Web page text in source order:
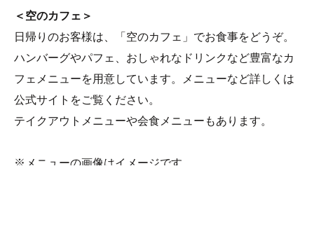
＜空のカフェ＞
日帰りのお客様は、「空のカフェ」でお食事をどうぞ。
ハンバーグやパフェ、おしゃれなドリンクなど豊富なカ
フェメニューを用意しています。メニューなど詳しくは
公式サイトをご覧ください。
テイクアウトメニューや会食メニューもあります。
※メニューの画像はイメージです。